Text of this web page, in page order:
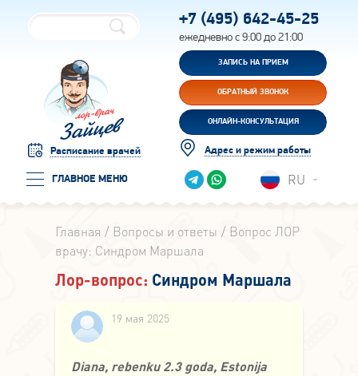
Расписание врачей
ГЛАВНОЕ МЕНЮ
+7 (495) 642-45-25
ежедневно с 9:00 до 21:00
ЗАПИСЬ НА ПРИЕМ
ОБРАТНЫЙ ЗВОНОК
ОНЛАЙН-КОНСУЛЬТАЦИЯ
Адрес и режим работы
RU
Главная Вопросы и ответы
Вопрос ЛОР
врачу: Синдром Маршала
Лор-вопрос: Синдром Маршала
19 мая 2025
Diana, rebenku 2.3 goda, Estonija